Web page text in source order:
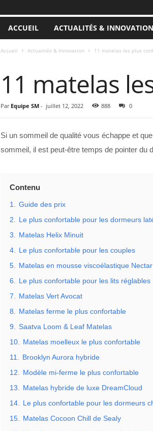
ACCUEIL ACTUALITÉS & INNOVATION
Accueil Actualités & Innovation 11 matelas les plus
11 matelas
Par Equipe SM- juillet 12, 2022 888 0
Si un sommeil de qualité vous échappe et
sommeil, il est peut-être temps de pointer du
Contenu
1. Guide des prix
2. Le plus confortable pour les dormeurs
3. Matelas Helix Minuit
4. Le plus confortable pour les couples
5. Matelas en mousse viscoélastique Nectar
6. Le plus confortable pour les lits réglables
7. Matelas Vert Avocat
8. Matelas ferme le plus confortable
9. Saatva Loom & Leaf Matelas
10. Matelas moelleux le plus confortable
11. Brooklyn Aurora hybride
12. Modèle mi-ferme le plus confortable
13. Matelas hybride de luxe DreamCloud
14. Le plus confortable pour les dormeurs
15. Matelas Cocoon Chill de Sealy